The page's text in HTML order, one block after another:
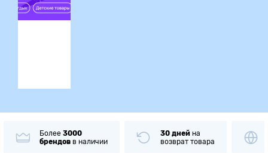
Более 3000
брендов в наличии
30 дней на
возврат товара